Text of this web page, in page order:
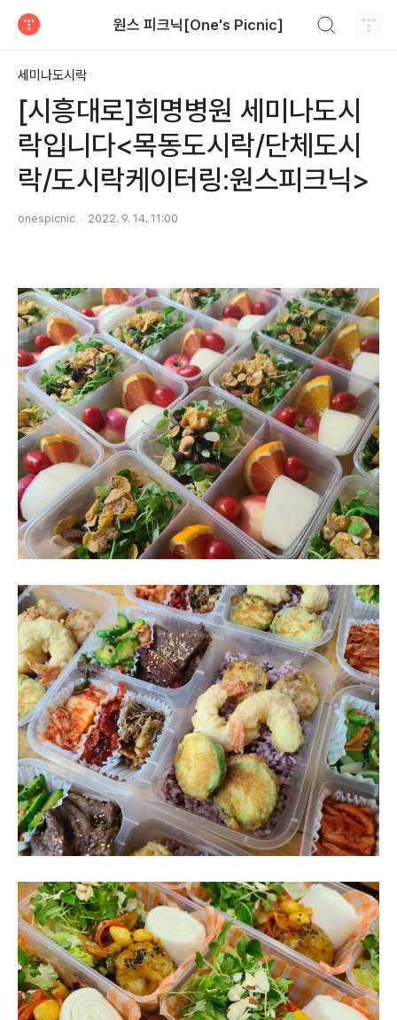
원스 피크닉[One's Picnic]
세미나도시락
[시흥대로]희명병원 세미나도시
락입니다<목동도시락/단체도시
락/도시락케이터링:원스피크닉>
onespicnic 2022. 9. 14. 11:00